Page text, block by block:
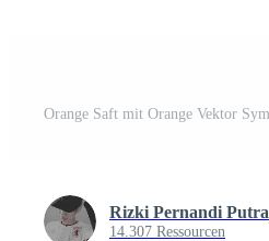
Rizki Pernandi Putra
14.307 Ressourcen